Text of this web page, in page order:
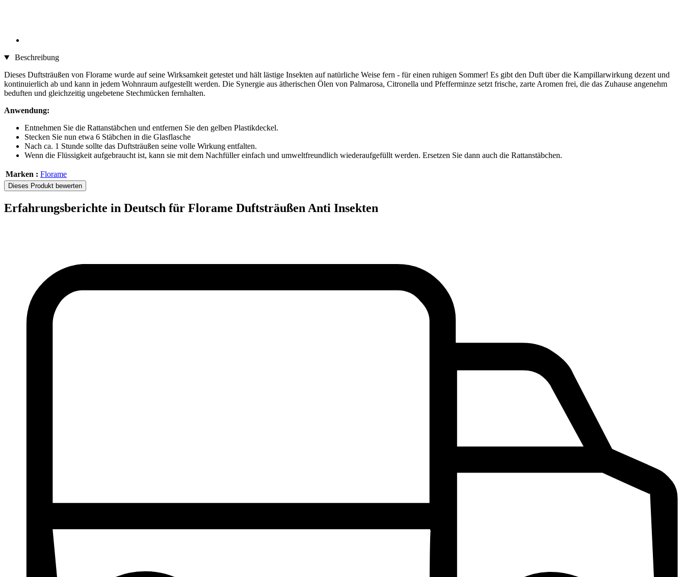
Beschreibung
Dieses Duftsträußen von Florame wurde auf seine Wirksamkeit getestet und hält lästige Insekten auf natürliche Weise fern - für einen ruhigen Sommer! Es gibt den Duft über die Kampillarwirkung dezent und
kontinuierlich ab und kann in jedem Wohnraum aufgestellt werden. Die Synergie aus ätherischen Ölen von Palmarosa, Citronella und Pfefferminze setzt frische, zarte Aromen frei, die das Zuhause angenehm
beduften und gleichzeitig ungebetene Stechmücken fernhalten.
Anwendung:
Entnehmen Sie die Rattanstäbchen und entfernen Sie den gelben Plastikdeckel.
Stecken Sie nun etwa 6 Stäbchen in die Glasflasche
Nach ca. 1 Stunde sollte das Duftsträußen seine volle Wirkung entfalten.
Wenn die Flüssigkeit aufgebraucht ist, kann sie mit dem Nachfüller einfach und umweltfreundlich wiederaufgefüllt werden. Ersetzen Sie dann auch die Rattanstäbchen.
Marken : Florame
Dieses Produkt bewerten
Erfahrungsberichte in Deutsch für Florame Duftsträußen Anti Insekten